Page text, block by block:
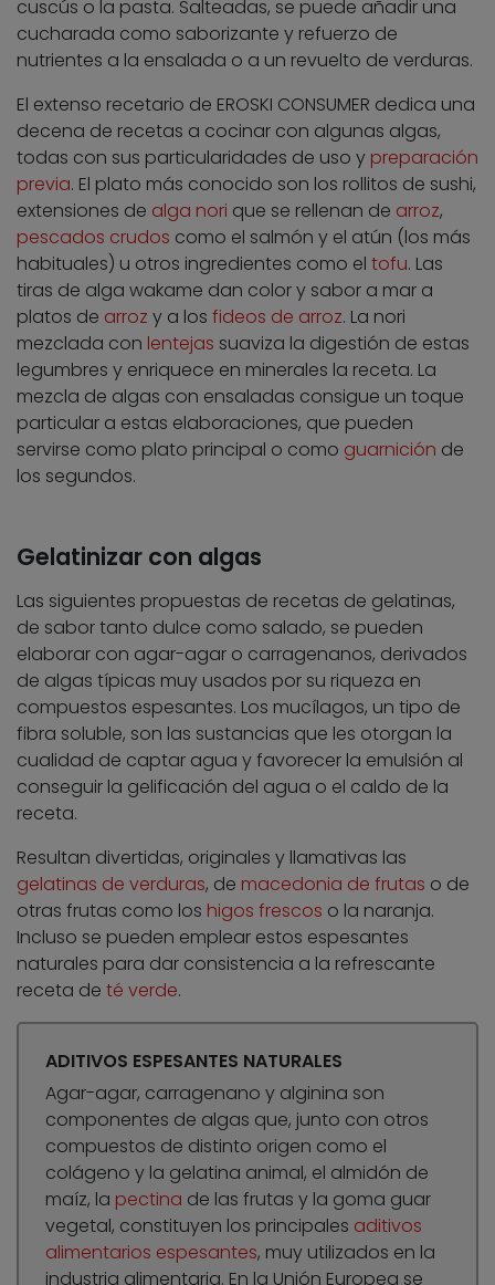
cuscús o la pasta. Salteadas, se puede añadir una
cucharada como saborizante y refuerzo de
nutrientes a la ensalada o a un revuelto de verduras.
El extenso recetario de EROSKI CONSUMER dedica una
decena de recetas a cocinar con algunas algas,
todas con sus particularidades de uso y preparación
previa. El plato más conocido son los rollitos de sushi,
extensiones de alga nori que se rellenan de arroz,
pescados crudos como el salmón y el atún (los más
habituales) u otros ingredientes como el tofu. Las
tiras de alga wakame dan color y sabor a mar a
platos de arroz y a los fideos de arroz. La nori
mezclada con lentejas suaviza la digestión de estas
legumbres y enriquece en minerales la receta. La
mezcla de algas con ensaladas consigue un toque
particular a estas elaboraciones, que pueden
servirse como plato principal o como guarnición de
los segundos.
Gelatinizar con algas
Las siguientes propuestas de recetas de gelatinas,
de sabor tanto dulce como salado, se pueden
elaborar con agar-agar o carragenanos, derivados
de algas típicas muy usados por su riqueza en
compuestos espesantes. Los mucílagos, un tipo de
fibra soluble, son las sustancias que les otorgan la
cualidad de captar agua y favorecer la emulsión al
conseguir la gelificación del agua o el caldo de la
receta.
Resultan divertidas, originales y llamativas las
gelatinas de verduras, de macedonia de frutas o de
otras frutas como los higos frescos o la naranja.
Incluso se pueden emplear estos espesantes
naturales para dar consistencia a la refrescante
receta de té verde.
ADITIVOS ESPESANTES NATURALES
Agar-agar, carragenano y alginina son
componentes de algas que, junto con otros
compuestos de distinto origen como el
colágeno y la gelatina animal, el almidón de
maíz, la pectina de las frutas y la goma guar
vegetal, constituyen los principales aditivos
alimentarios espesantes, muy utilizados en la
industria alimentaria. En la Unión Europea se